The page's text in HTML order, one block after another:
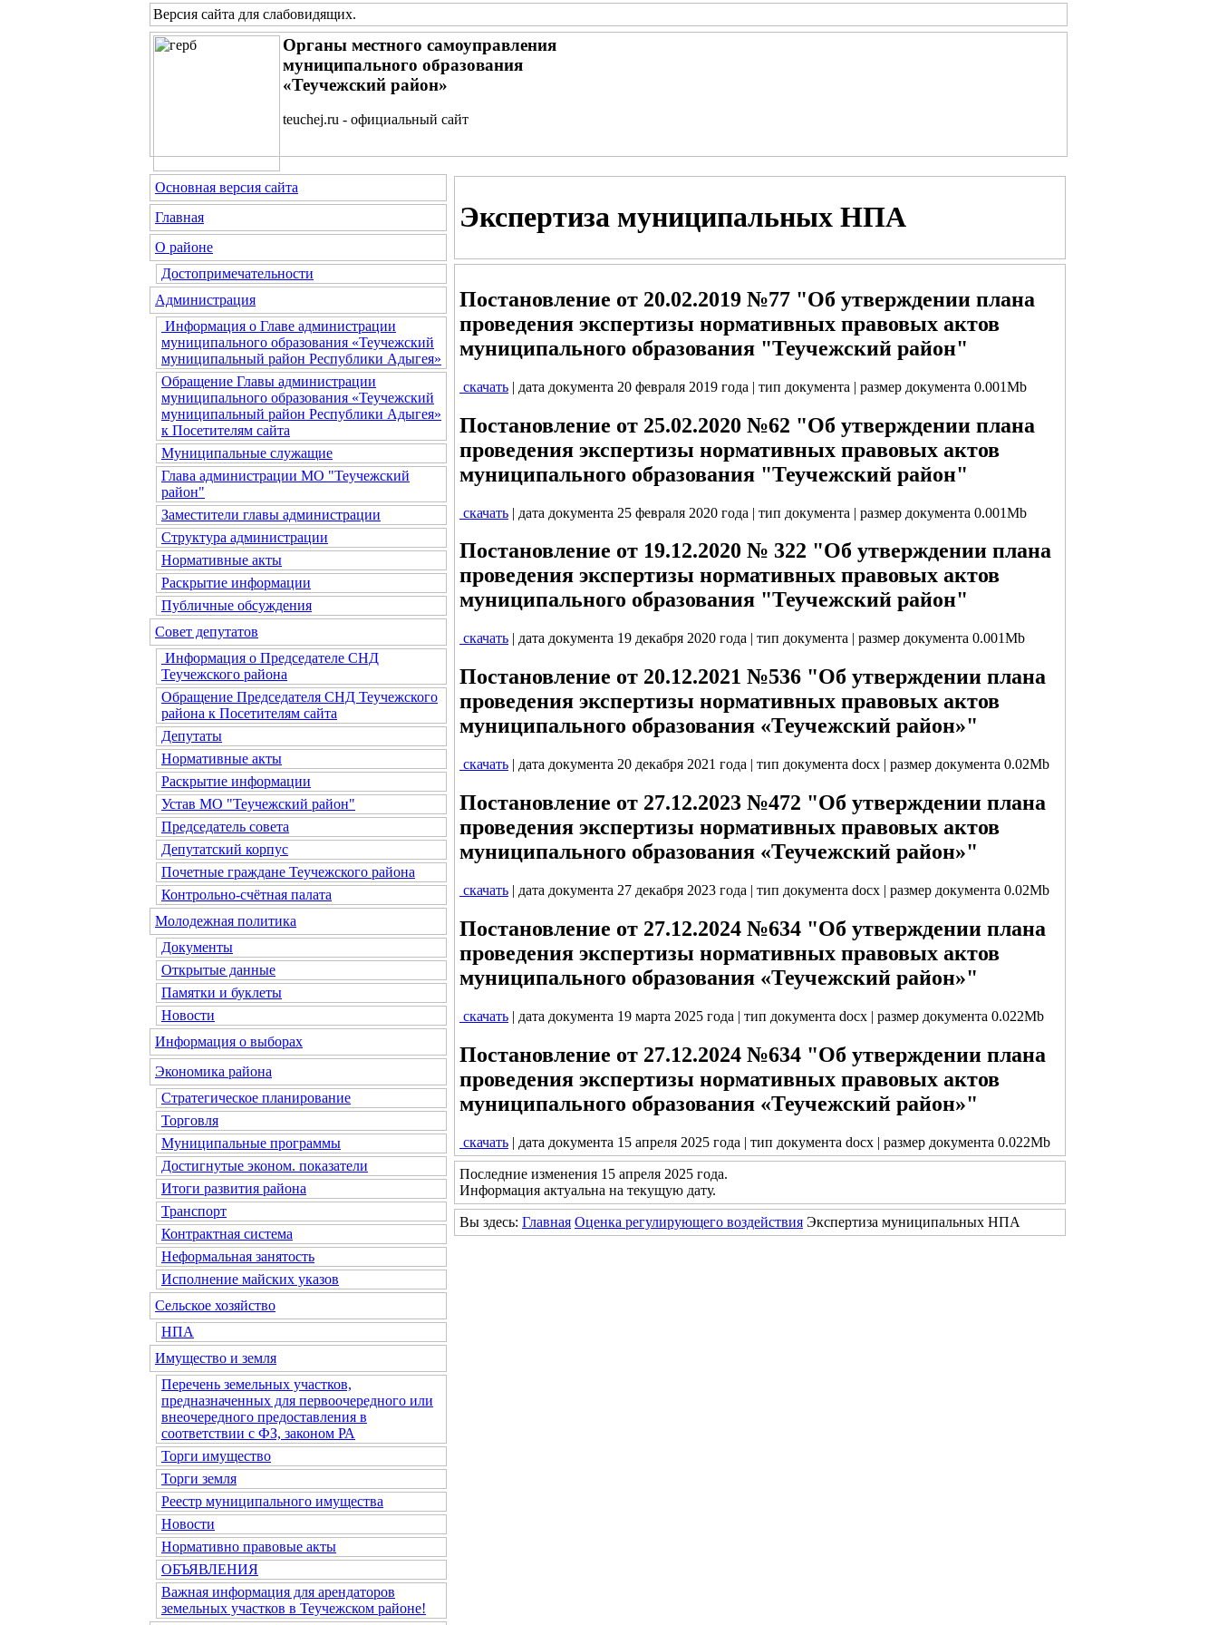
Версия сайта для слабовидящих.
Органы местного самоуправления
муниципального образования
«Теучежский район»
teuchej.ru - официальный сайт
Основная версия сайта
Главная
О районе
Достопримечательности
Администрация
Информация о Главе администрации
муниципального образования «Теучежский
муниципальный район Республики Адыгея»
Обращение Главы администрации
муниципального образования «Теучежский
муниципальный район Республики Адыгея»
к Посетителям сайта
Муниципальные служащие
Глава администрации МО "Теучежский
район"
Заместители главы администрации
Структура администрации
Нормативные акты
Раскрытие информации
Публичные обсуждения
Совет депутатов
Информация о Председателе СНД
Теучежского района
Обращение Председателя СНД Теучежского
района к Посетителям сайта
Депутаты
Нормативные акты
Раскрытие информации
Устав МО "Теучежский район"
Председатель совета
Депутатский корпус
Почетные граждане Теучежского района
Контрольно-счётная палата
Молодежная политика
Документы
Открытые данные
Памятки и буклеты
Новости
Информация о выборах
Экономика района
Стратегическое планирование
Торговля
Муниципальные программы
Достигнутые эконом. показатели
Итоги развития района
Транспорт
Контрактная система
Неформальная занятость
Исполнение майских указов
Сельское хозяйство
НПА
Имущество и земля
Перечень земельных участков,
предназначенных для первоочередного или
внеочередного предоставления в
соответствии с ФЗ, законом РА
Торги имущество
Торги земля
Реестр муниципального имущества
Новости
Нормативно правовые акты
ОБЪЯВЛЕНИЯ
Важная информация для арендаторов
земельных участков в Теучежском районе!
Экспертиза муниципальных НПА
Постановление от 20.02.2019 №77 "Об утверждении плана
проведения экспертизы нормативных правовых актов
муниципального образования "Теучежский район"
скачать | дата документа 20 февраля 2019 года | тип документа | размер документа 0.001Mb
Постановление от 25.02.2020 №62 "Об утверждении плана
проведения экспертизы нормативных правовых актов
муниципального образования "Теучежский район"
скачать | дата документа 25 февраля 2020 года | тип документа | размер документа 0.001Mb
Постановление от 19.12.2020 № 322 "Об утверждении плана
проведения экспертизы нормативных правовых актов
муниципального образования "Теучежский район"
скачать | дата документа 19 декабря 2020 года | тип документа | размер документа 0.001Mb
Постановление от 20.12.2021 №536 "Об утверждении плана
проведения экспертизы нормативных правовых актов
муниципального образования «Теучежский район»"
скачать | дата документа 20 декабря 2021 года | тип документа docx | размер документа 0.02Mb
Постановление от 27.12.2023 №472 "Об утверждении плана
проведения экспертизы нормативных правовых актов
муниципального образования «Теучежский район»"
скачать | дата документа 27 декабря 2023 года | тип документа docx | размер документа 0.02Mb
Постановление от 27.12.2024 №634 "Об утверждении плана
проведения экспертизы нормативных правовых актов
муниципального образования «Теучежский район»"
скачать | дата документа 19 марта 2025 года | тип документа docx | размер документа 0.022Mb
Постановление от 27.12.2024 №634 "Об утверждении плана
проведения экспертизы нормативных правовых актов
муниципального образования «Теучежский район»"
скачать | дата документа 15 апреля 2025 года | тип документа docx | размер документа 0.022Mb
Последние изменения 15 апреля 2025 года.
Информация актуальна на текущую дату.
Вы здесь: Главная Оценка регулирующего воздействия Экспертиза муниципальных НПА